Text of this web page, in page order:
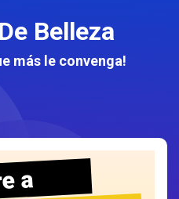
Belleza
más le convenga!
a